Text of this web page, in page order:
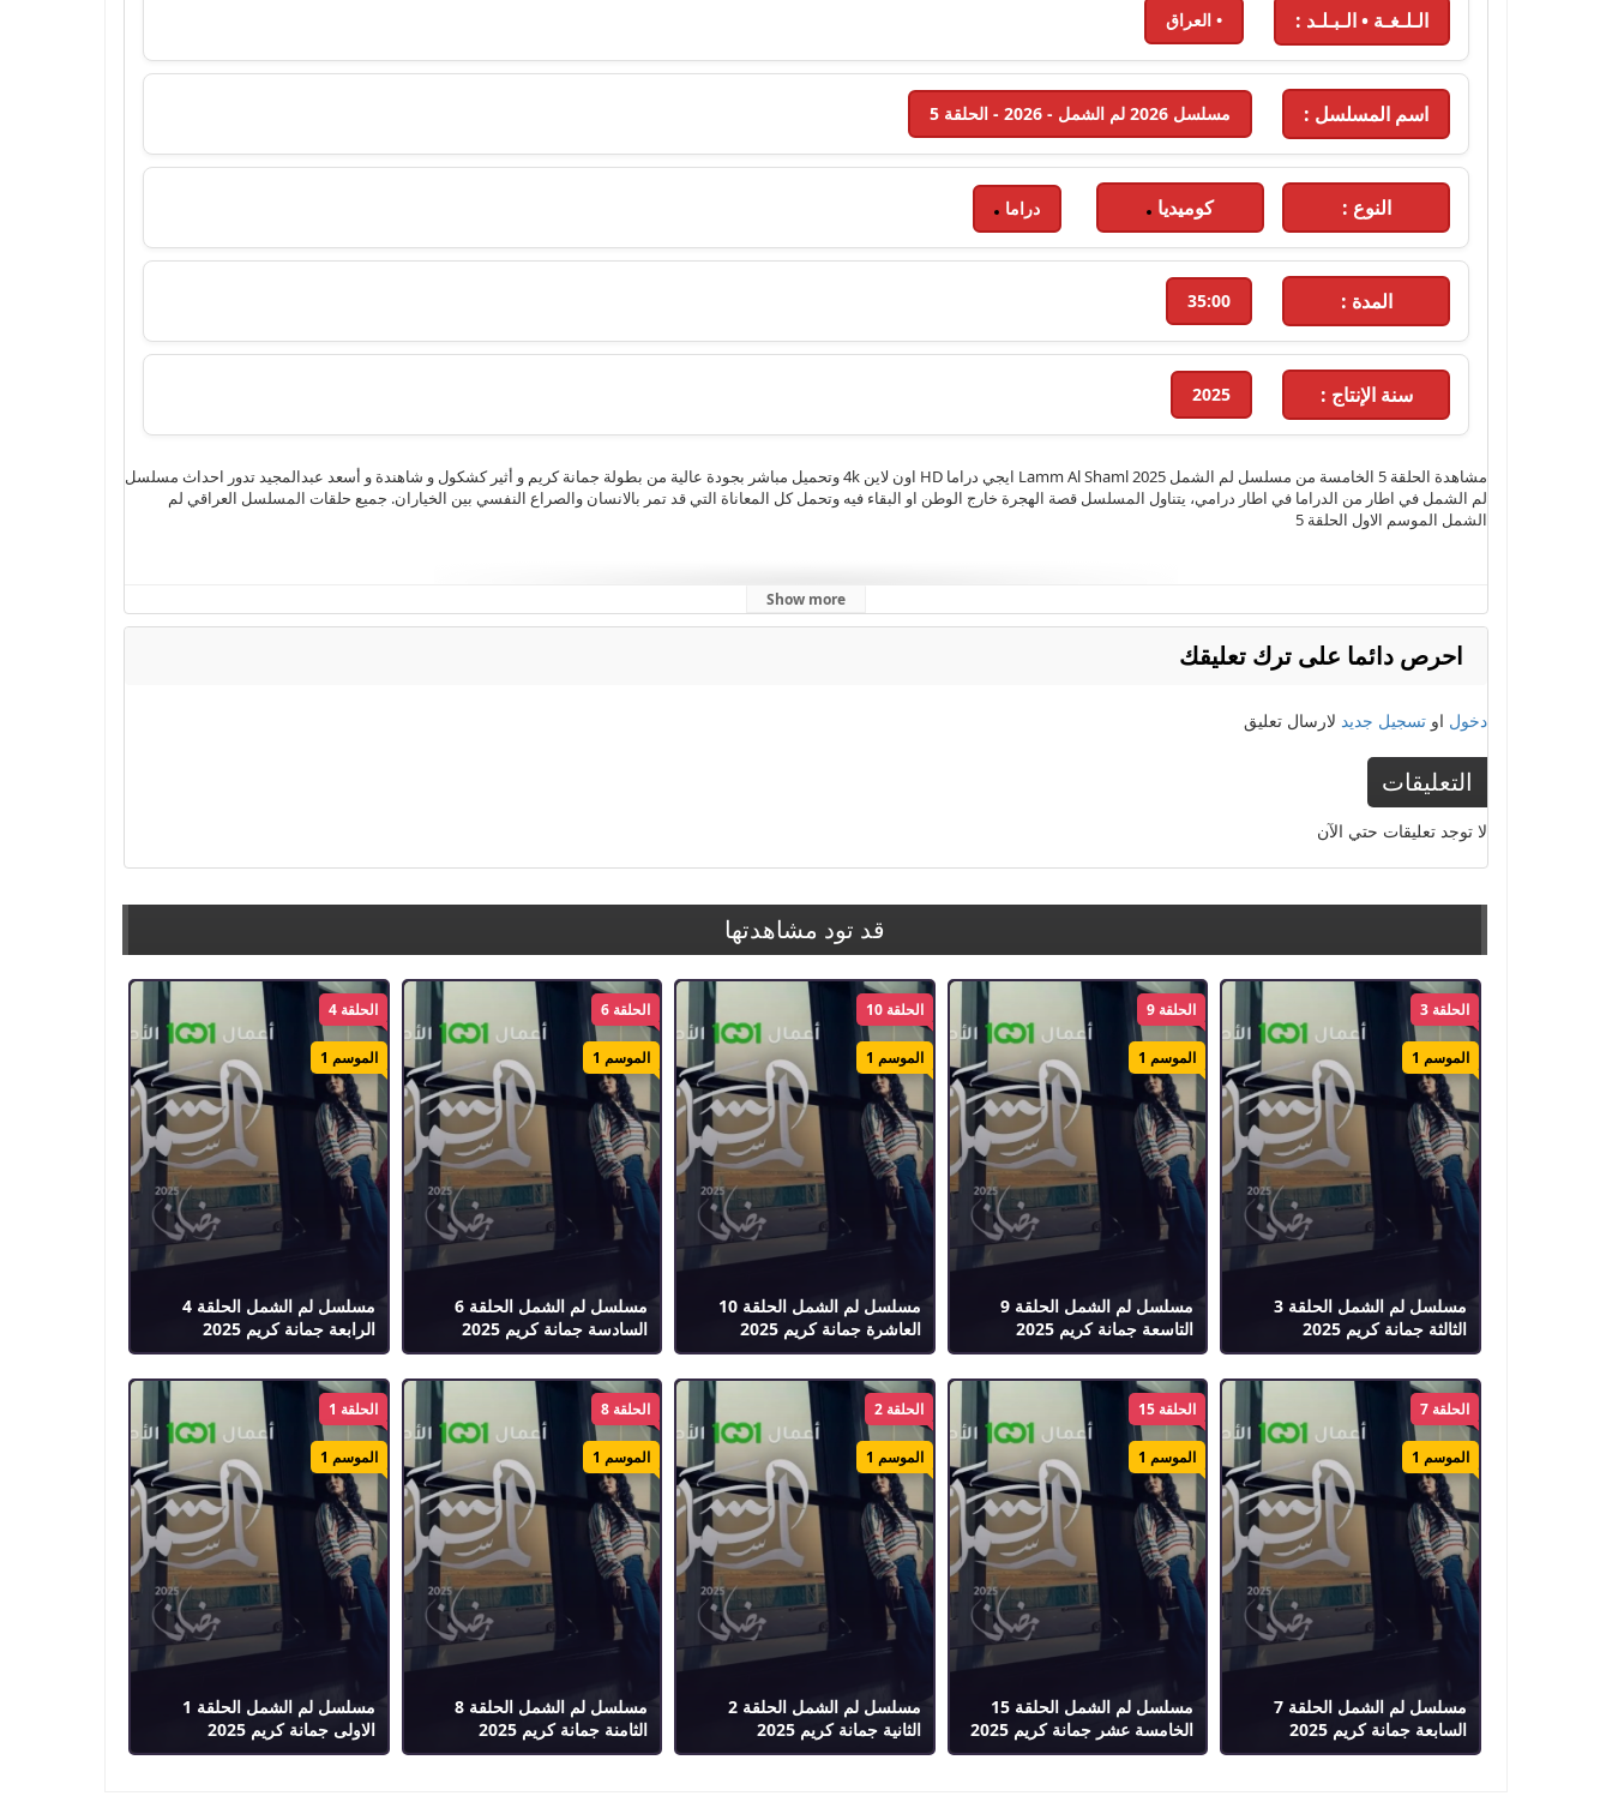
الـلـغـة • الـبـلـد : • العراق
اسم المسلسل : مسلسل 2026 لم الشمل - 2026 - الحلقة 5
النوع : كوميديا دراما
المدة : 35:00
سنة الإنتاج : 2025
مشاهدة الحلقة 5 الخامسة من مسلسل لم الشمل Lamm Al Shaml 2025 ايجي دراما HD اون لاين 4k وتحميل مباشر بجودة عالية من بطولة جمانة كريم و أثير كشكول و شاهندة و أسعد عبدالمجيد تدور احداث مسلسل
لم الشمل في اطار من الدراما في اطار درامي، يتناول المسلسل قصة الهجرة خارج الوطن او البقاء فيه وتحمل كل المعاناة التي قد تمر بالانسان والصراع النفسي بين الخياران. جميع حلقات المسلسل العراقي لم
الشمل الموسم الاول الحلقة 5
الكلمات الدلالية :مسلسل لم الشمل,الحلقة 5 ,مسلسلات رمضان 2025 ,رمضان 2025 ,ايجي دراما,جمانة كريم 2025 ,لم الشمل جمانة كريم,كاملة,مسلسل,مسلسل لم الشمل الحلقة 5 ,مسلسل لم الشمل
الحلقة 5 كاملة
,مسلسل لم الشمل حلقة 5 ,مسلسل لم الشمل كامل
Show more
احرص دائما على ترك تعليقك
دخول او تسجيل جديد لارسال تعليق
التعليقات
لا توجد تعليقات حتي الآن
قد تود مشاهدتها
مسلسل لم الشمل الحلقة 3
الثالثة جمانة كريم 2025
الحلقة 3
الموسم 1
مسلسل لم الشمل الحلقة 9
التاسعة جمانة كريم 2025
الحلقة 9
الموسم 1
مسلسل لم الشمل الحلقة 10
العاشرة جمانة كريم 2025
الحلقة 10
الموسم 1
مسلسل لم الشمل الحلقة 6
السادسة جمانة كريم 2025
الحلقة 6
الموسم 1
مسلسل لم الشمل الحلقة 4
الرابعة جمانة كريم 2025
الحلقة 4
الموسم 1
مسلسل لم الشمل الحلقة 7
السابعة جمانة كريم 2025
الحلقة 7
الموسم 1
مسلسل لم الشمل الحلقة 15
الخامسة عشر جمانة كريم 2025
الحلقة 15
الموسم 1
مسلسل لم الشمل الحلقة 2
الثانية جمانة كريم 2025
الحلقة 2
الموسم 1
مسلسل لم الشمل الحلقة 8
الثامنة جمانة كريم 2025
الحلقة 8
الموسم 1
مسلسل لم الشمل الحلقة 1
الاولى جمانة كريم 2025
الحلقة 1
الموسم 1